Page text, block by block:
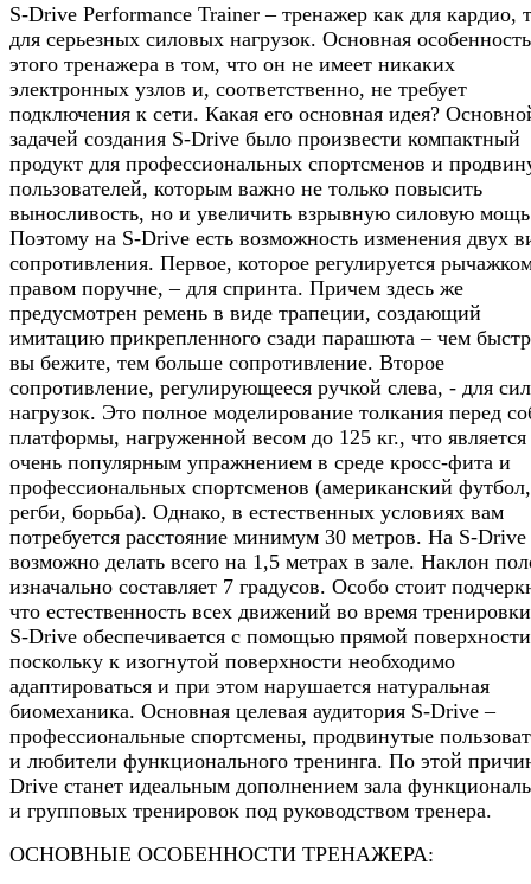
S-Drive Performance Trainer – тренажер как для кардио,
для серьезных силовых нагрузок. Основная особенность
этого тренажера в том, что он не имеет никаких
электронных узлов и, соответственно, не требует
подключения к сети. Какая его основная идея?
задачей создания S-Drive было произвести компактный
продукт для профессиональных спортсменов и
пользователей, которым важно не только повысить
выносливость, но и увеличить взрывную силовую
Поэтому на S-Drive есть возможность изменения двух
сопротивления. Первое, которое регулируется
правом поручне, – для спринта. Причем здесь же
предусмотрен ремень в виде трапеции, создающий
имитацию прикрепленного сзади парашюта – чем
вы бежите, тем больше сопротивление. Второе
сопротивление, регулирующееся ручкой слева, - для
нагрузок. Это полное моделирование толкания перед
платформы, нагруженной весом до 125 кг., что является
очень популярным упражнением в среде кросс-фита и
профессиональных спортсменов (американский футбол,
регби, борьба). Однако, в естественных условиях вам
потребуется расстояние минимум 30 метров. На S-Drive
возможно делать всего на 1,5 метрах в зале. Наклон
изначально составляет 7 градусов. Особо стоит
что естественность всех движений во время
S-Drive обеспечивается с помощью прямой
поскольку к изогнутой поверхности необходимо
адаптироваться и при этом нарушается натуральная
биомеханика. Основная целевая аудитория S-Drive –
профессиональные спортсмены, продвинутые
и любители функционального тренинга. По этой
Drive станет идеальным дополнением зала
и групповых тренировок под руководством тренера.
ОСНОВНЫЕ ОСОБЕННОСТИ ТРЕНАЖЕРА: